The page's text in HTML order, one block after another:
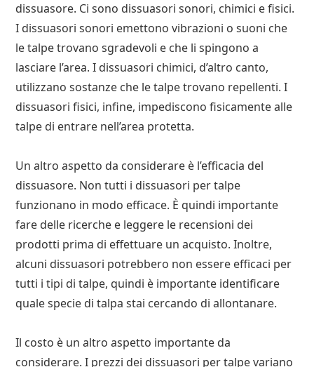
dissuasore. Ci sono dissuasori sonori, chimici e fisici.
I dissuasori sonori emettono vibrazioni o suoni che
le talpe trovano sgradevoli e che li spingono a
lasciare l’area. I dissuasori chimici, d’altro canto,
utilizzano sostanze che le talpe trovano repellenti. I
dissuasori fisici, infine, impediscono fisicamente alle
talpe di entrare nell’area protetta.
Un altro aspetto da considerare è l’efficacia del
dissuasore. Non tutti i dissuasori per talpe
funzionano in modo efficace. È quindi importante
fare delle ricerche e leggere le recensioni dei
prodotti prima di effettuare un acquisto. Inoltre,
alcuni dissuasori potrebbero non essere efficaci per
tutti i tipi di talpe, quindi è importante identificare
quale specie di talpa stai cercando di allontanare.
Il costo è un altro aspetto importante da
considerare. I prezzi dei dissuasori per talpe variano